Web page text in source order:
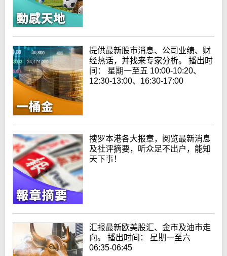
提供最新股市消息、公司业绩、财
经热话，并找来专家分析。 播出时
间： 星期一至五 10:00-10:20、
12:30-13:00、16:30-17:00
搜罗本港各大报章，阅览最新消息
及社评摘要，听众足不出户，能知
天下事！
汇报最新欧美股汇、金市及油市走
向。 播出时间： 星期一至六
06:35-06:45